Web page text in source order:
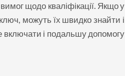
щодо кваліфікації. Якщо у
можуть їх швидко знайти і
включати і подальшу допомогу